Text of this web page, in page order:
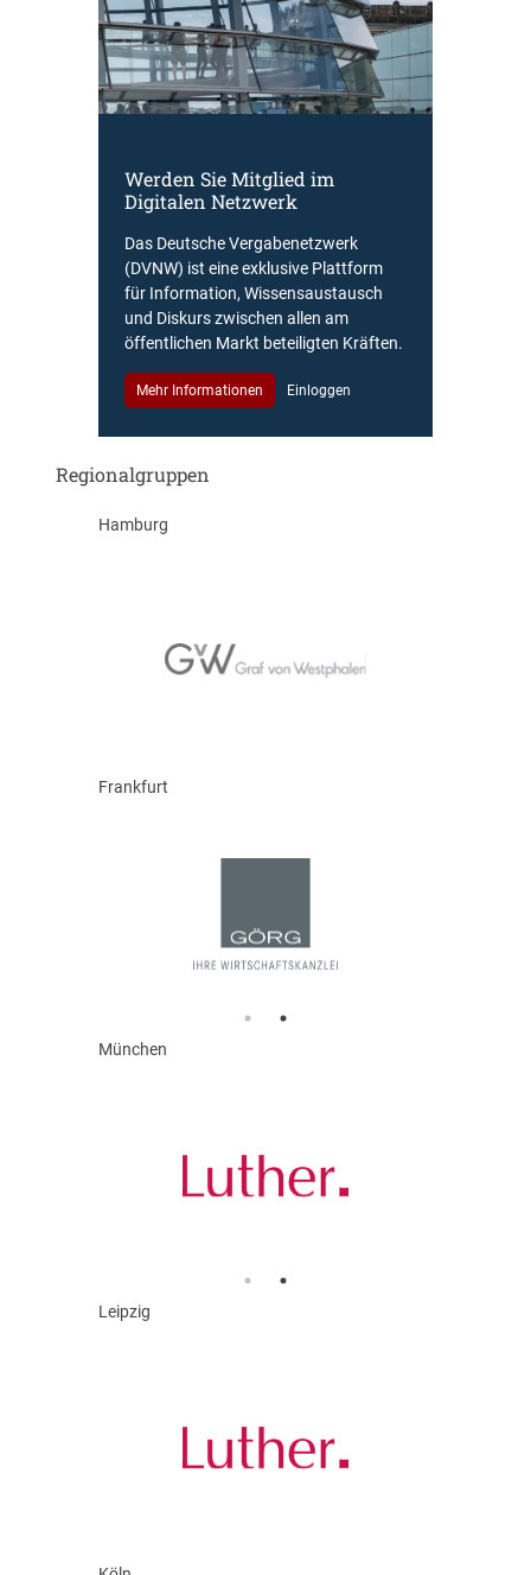
Werden Sie Mitglied im
Digitalen Netzwerk
Das Deutsche Vergabenetzwerk
(DVNW) ist eine exklusive Plattform
für Information, Wissensaustausch
und Diskurs zwischen allen am
öffentlichen Markt beteiligten Kräften.
Mehr Informationen Einloggen
Regionalgruppen
Hamburg
Frankfurt
München
Leipzig